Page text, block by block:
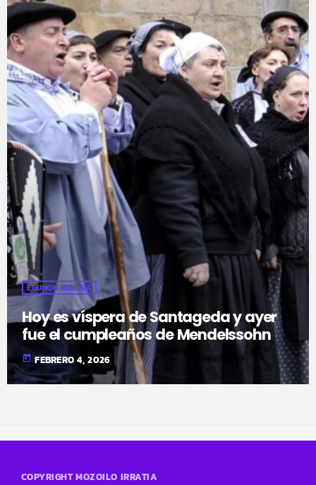
EGUNON BIZKAIA
Hoy es víspera de Santageda y ayer
fue el cumpleaños de Mendelssohn
today FEBRERO 4, 2026
COPYRIGHT MOZOILO IRRATIA